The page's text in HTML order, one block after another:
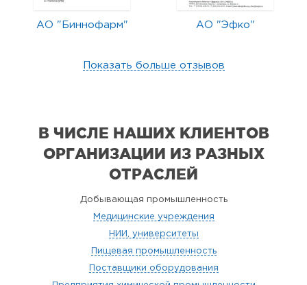
АО "Биннофарм" АО "Эфко"
Показать больше отзывов
В ЧИСЛЕ НАШИХ КЛИЕНТОВ
ОРГАНИЗАЦИИ ИЗ РАЗНЫХ
ОТРАСЛЕЙ
Добывающая промышленность
Медицинские учреждения
НИИ, университеты
Пищевая промышленность
Поставщики оборудования